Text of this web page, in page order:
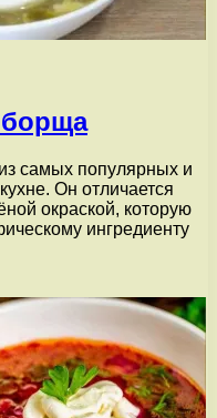
борща
самых популярных и
Он отличается
окраской, которую
ингредиенту